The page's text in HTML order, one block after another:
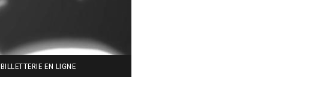
BILLETTERIE EN LIGNE